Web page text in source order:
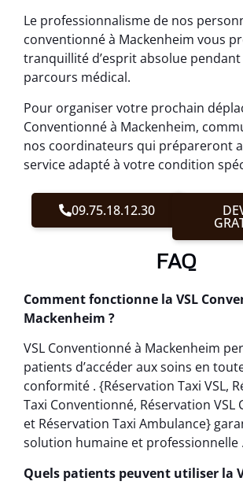
Le professionnalisme de nos
conventionné à Mackenheim vous
tranquillité d’esprit absolue
parcours médical.
Pour organiser votre prochain
Conventionné à Mackenheim,
nos coordinateurs qui prépareront
service adapté à votre condition
09.75.18.12.30
FAQ
Comment fonctionne la VSL
Mackenheim ?
VSL Conventionné à Mackenheim
patients d’accéder aux soins en
conformité . {Réservation Taxi VSL,
Taxi Conventionné, Réservation VSL
et Réservation Taxi Ambulance}
solution humaine et professionnelle .
Quels patients peuvent utiliser la